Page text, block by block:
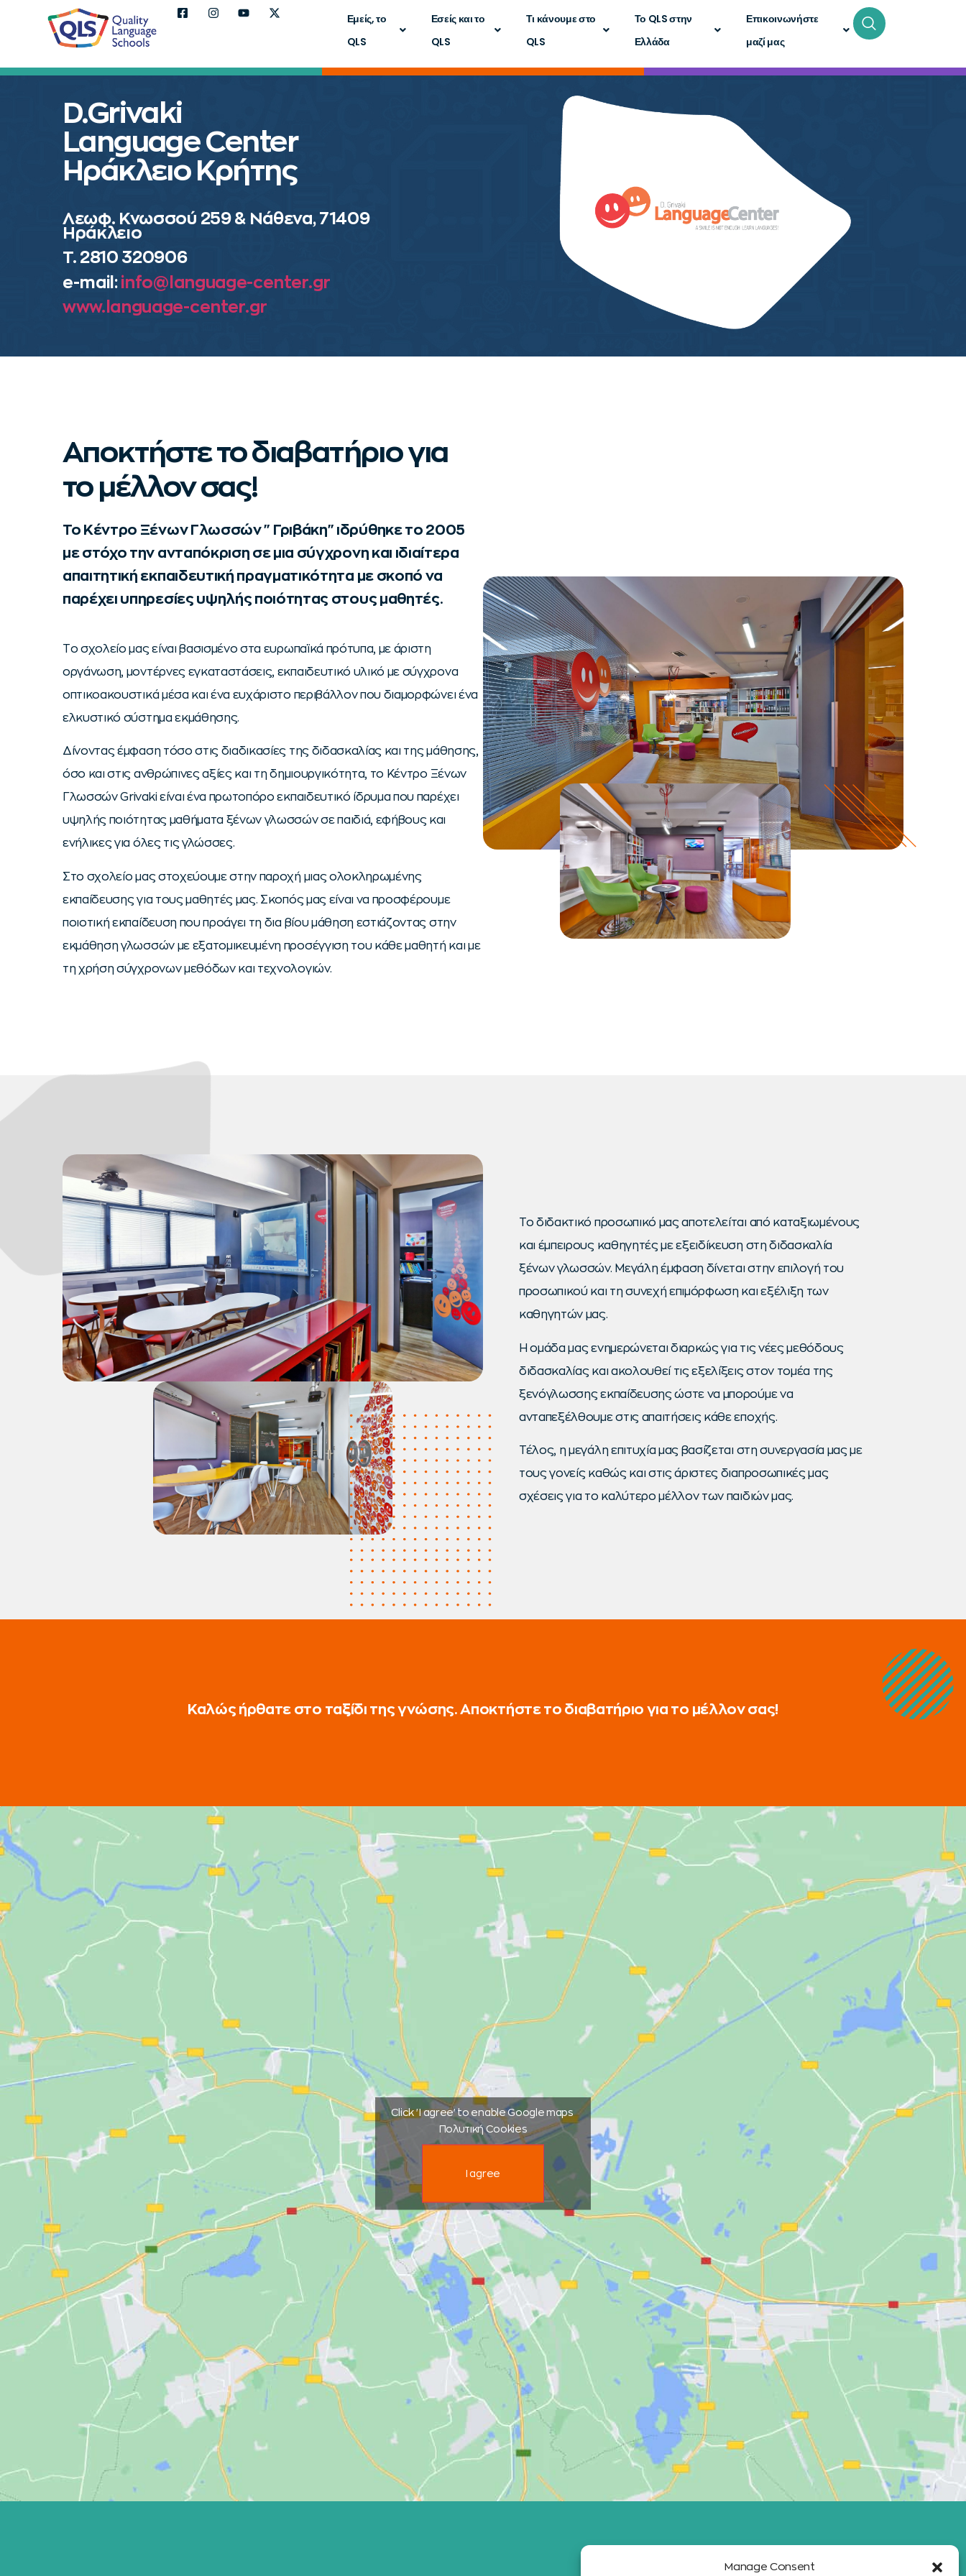
Manage Consent
Εμείς, το
QLS
Εσείς και το
QLS
Τι κάνουμε στο
QLS
Το QLS στην
Ελλάδα
Επικοινωνήστε
μαζί μας
D.Grivaki
Language Center
Ηράκλειο Κρήτης
Λεωφ. Κνωσσού 259 & Νάθενα, 71409
Ηράκλειο
Τ. 2810 320906
e-mail: info@language-center.gr
www.language-center.gr
Αποκτήστε το διαβατήριο για
το μέλλον σας!
Το Kέντρο Ξένων Γλωσσών "Γριβάκη" ιδρύθηκε το 2005
με στόχο την ανταπόκριση σε μια σύγχρονη και ιδιαίτερα
απαιτητική εκπαιδευτική πραγματικότητα με σκοπό να
παρέχει υπηρεσίες υψηλής ποιότητας στους μαθητές.
Tο σχολείο μας είναι βασισμένο στα ευρωπαϊκά πρότυπα, με άριστη
οργάνωση, μοντέρνες εγκαταστάσεις, εκπαιδευτικό υλικό με σύγχρονα
οπτικοακουστικά μέσα και ένα ευχάριστο περιβάλλον που διαμορφώνει ένα
ελκυστικό σύστημα εκμάθησης.
Δίνοντας έμφαση τόσο στις διαδικασίες της διδασκαλίας και της μάθησης,
όσο και στις ανθρώπινες αξίες και τη δημιουργικότητα, το Κέντρο Ξένων
Γλωσσών Grivaki είναι ένα πρωτοπόρο εκπαιδευτικό ίδρυμα που παρέχει
υψηλής ποιότητας μαθήματα ξένων γλωσσών σε παιδιά, εφήβους και
ενήλικες για όλες τις γλώσσες.
Στο σχολείο μας στοχεύουμε στην παροχή μιας ολοκληρωμένης
εκπαίδευσης για τους μαθητές μας. Σκοπός μας είναι να προσφέρουμε
ποιοτική εκπαίδευση που προάγει τη δια βίου μάθηση εστιάζοντας στην
εκμάθηση γλωσσών με εξατομικευμένη προσέγγιση του κάθε μαθητή και με
τη χρήση σύγχρονων μεθόδων και τεχνολογιών.
Το διδακτικό προσωπικό μας αποτελείται από καταξιωμένους
και έμπειρους καθηγητές με εξειδίκευση στη διδασκαλία
ξένων γλωσσών. Μεγάλη έμφαση δίνεται στην επιλογή του
προσωπικού και τη συνεχή επιμόρφωση και εξέλιξη των
καθηγητών μας.
Η ομάδα μας ενημερώνεται διαρκώς για τις νέες μεθόδους
διδασκαλίας και ακολουθεί τις εξελίξεις στον τομέα της
ξενόγλωσσης εκπαίδευσης ώστε να μπορούμε να
ανταπεξέλθουμε στις απαιτήσεις κάθε εποχής.
Τέλος, η μεγάλη επιτυχία μας βασίζεται στη συνεργασία μας με
τους γονείς καθώς και στις άριστες διαπροσωπικές μας
σχέσεις για το καλύτερο μέλλον των παιδιών μας.
Καλώς ήρθατε στο ταξίδι της γνώσης. Αποκτήστε το διαβατήριο για το μέλλον σας!
Click 'I agree' to enable Google maps
Πολυτική Cookies
I agree